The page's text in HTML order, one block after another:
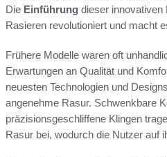
Die Einführung dieser innovativen
Rasieren revolutioniert und macht
Frühere Modelle waren oft
Erwartungen an Qualität und
neuesten Technologien und
angenehme Rasur. Schwenkbare
präzisionsgeschliffene Klingen
Rasur bei, wodurch die Nutzer auf